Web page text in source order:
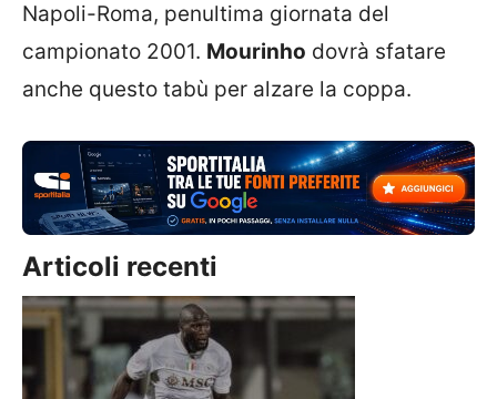
Napoli-Roma, penultima giornata del
campionato 2001. Mourinho dovrà sfatare
anche questo tabù per alzare la coppa.
Articoli recenti